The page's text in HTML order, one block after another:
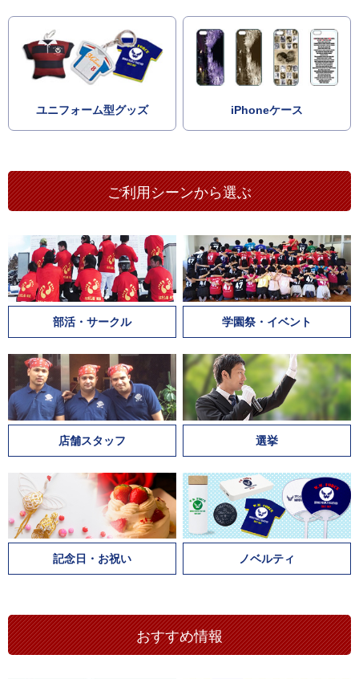
ユニフォーム型グッズ iPhoneケース
ご利用シーンから選ぶ
部活・サークル 学園祭・イベント
店舗スタッフ 選挙
記念日・お祝い ノベルティ
おすすめ情報